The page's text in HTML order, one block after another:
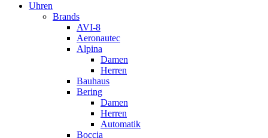
Uhren
Brands
AVI-8
Aeronautec
Alpina
Damen
Herren
Bauhaus
Bering
Damen
Herren
Automatik
Boccia